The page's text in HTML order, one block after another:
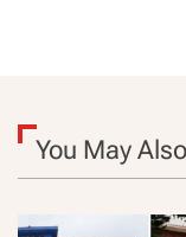
You May